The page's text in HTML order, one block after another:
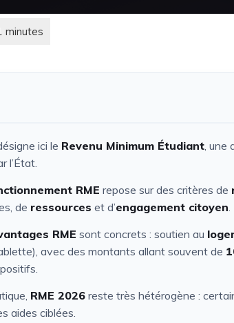
ici le Revenu Minimum Étudiant, une
l’État.
RME repose sur des critères de
de ressources et d’engagement citoyen.
RME sont concrets : soutien au
avec des montants allant souvent de
RME 2026 reste très hétérogène :
aides ciblées.